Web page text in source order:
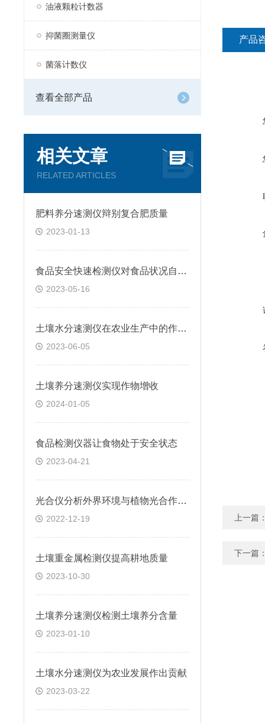
油液颗粒计数器
抑菌圈测量仪
菌落计数仪
查看全部产品
相关文章
RELATED ARTICLES
肥料养分速测仪辩别复合肥质量
2023-01-13
食品安全快速检测仪对食品状况自查评价
2023-05-16
土壤水分速测仪在农业生产中的作用有哪些？
2023-06-05
土壤养分速测仪实现作物增收
2024-01-05
食品检测仪器让食物处于安全状态
2023-04-21
光合仪分析外界环境与植物光合作用之间的关系
2022-12-19
土壤重金属检测仪提高耕地质量
2023-10-30
土壤养分速测仪检测土壤养分含量
2023-01-10
土壤水分速测仪为农业发展作出贡献
2023-03-22
产品
上一篇
下一篇